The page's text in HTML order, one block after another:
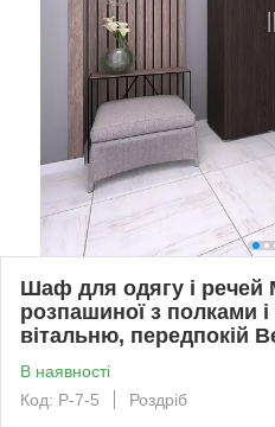
Шаф для одягу і речей
розпашиної з полками
вітальню, передпокій
В наявності
Код: Р-7-5
Роздріб